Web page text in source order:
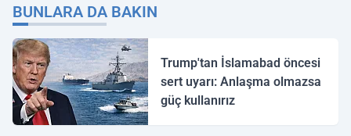
BUNLARA DA BAKIN
Trump'tan İslamabad öncesi
sert uyarı: Anlaşma olmazsa
güç kullanırız